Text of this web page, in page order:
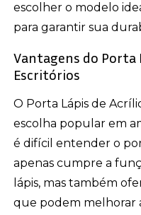
escolher o modelo
para garantir sua
Vantagens do Porta
Escritórios
O Porta Lápis de
escolha popular em
é difícil entender o
apenas cumpre a
lápis, mas também
que podem melhorar